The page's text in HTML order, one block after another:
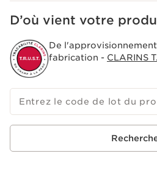
D’où vient votre
De
fabrication - CLARINS
Entrez le code de lot du